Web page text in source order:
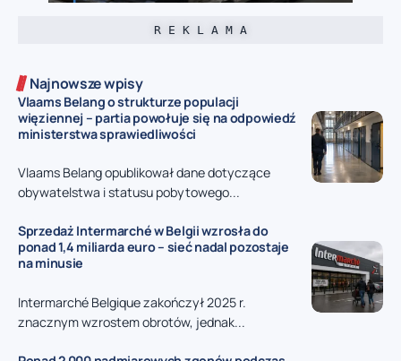
R E K L A M A
Najnowsze wpisy
Vlaams Belang o strukturze populacji
więziennej – partia powołuje się na odpowiedź
ministerstwa sprawiedliwości
Vlaams Belang opublikował dane dotyczące
obywatelstwa i statusu pobytowego...
Sprzedaż Intermarché w Belgii wzrosła do
ponad 1,4 miliarda euro – sieć nadal pozostaje
na minusie
Intermarché Belgique zakończył 2025 r.
znacznym wzrostem obrotów, jednak...